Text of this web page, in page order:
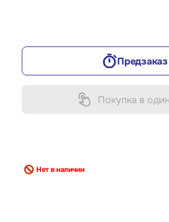
Предзаказ
Покупка в
Нет в наличии